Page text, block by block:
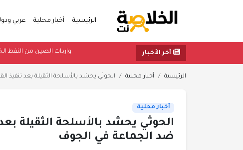
الرئيسية أخبار محلية عربي
آخر الأخبار واردات الصين من
الرئيسية أخبار محلية الحوثي يحشد بالأسلحة الثقيلة بعد تنفيذ
أخبار محلية
الحوثي يحشد بالأسلحة الثقيلة
ضد الجماعة في الجوف